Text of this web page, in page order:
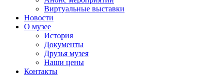
Виртуальные выставки
Новости
О музее
История
Документы
Друзья музея
Наши цены
Контакты